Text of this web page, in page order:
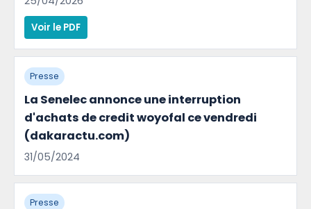
Voir le PDF
Presse
La Senelec annonce une interruption
d'achats de credit woyofal ce vendredi
(dakaractu.com)
31/05/2024
Presse